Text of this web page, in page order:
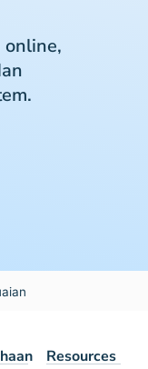
online,
Resources